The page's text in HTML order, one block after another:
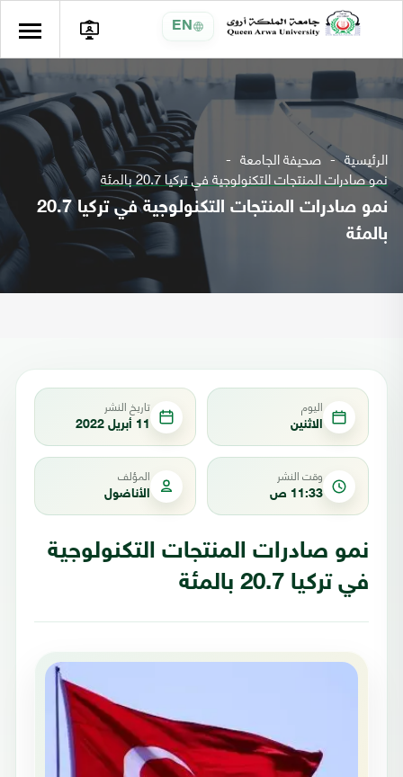
EN
الرئيسية صحيفة الجامعة
نمو صادرات المنتجات التكنولوجية في تركيا 20.7 بالمئة
نمو صادرات المنتجات التكنولوجية في تركيا 20.7
بالمئة
اليوم
الاثنين
تاريخ النشر
11 أبريل 2022
وقت النشر
11:33 ص
المؤلف
الأناضول
نمو صادرات المنتجات التكنولوجية
في تركيا 20.7 بالمئة